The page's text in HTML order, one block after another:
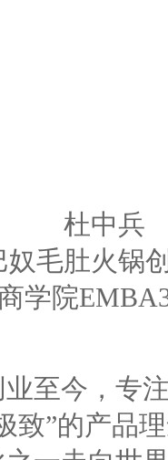
杜中兵
奴毛肚火锅
学院
至今，专
致”的产品